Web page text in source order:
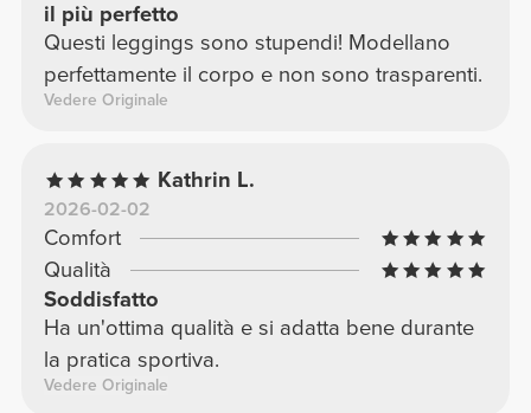
il più perfetto
Questi leggings sono stupendi! Modellano
perfettamente il corpo e non sono trasparenti.
Vedere Originale
Kathrin L.
2026-02-02
Comfort
Qualità
Soddisfatto
Ha un'ottima qualità e si adatta bene durante
la pratica sportiva.
Vedere Originale